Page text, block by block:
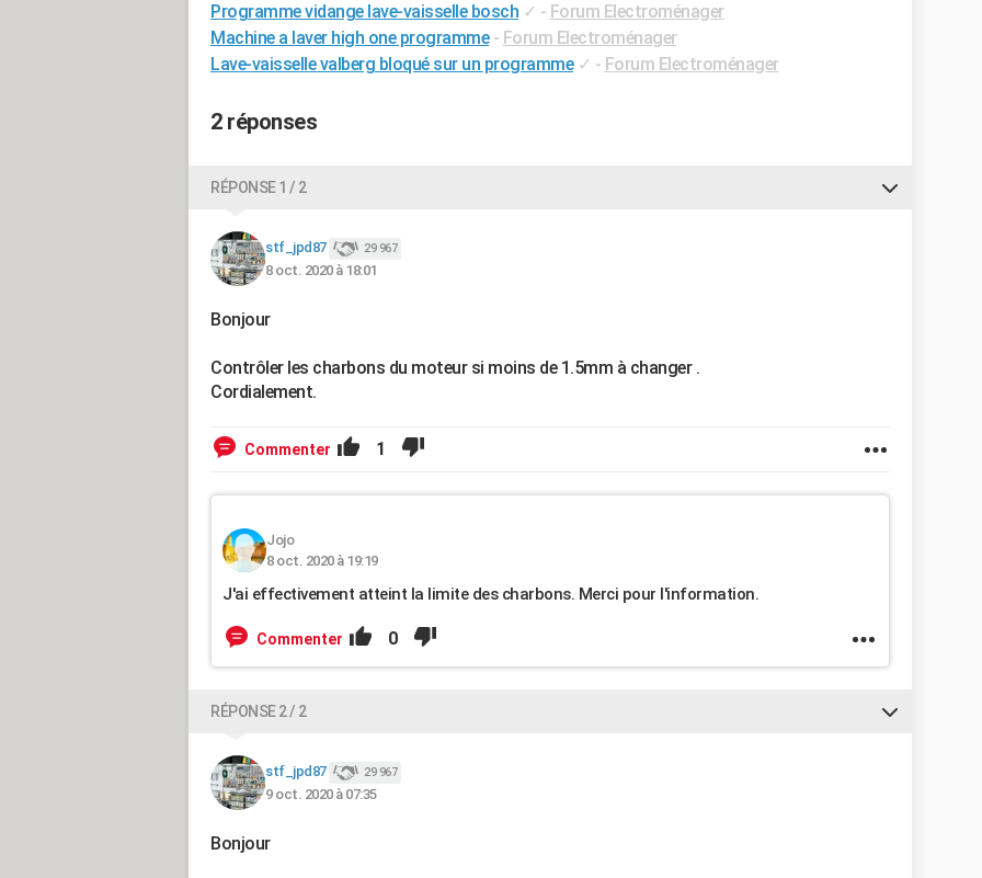
Programme vidange lave-vaisselle bosch ✓ - Forum Electroménager
Machine a laver high one programme - Forum Electroménager
Lave-vaisselle valberg bloqué sur un programme ✓ - Forum Electroménager
2 réponses
RÉPONSE 1 / 2
stf_jpd87 29 967
8 oct. 2020 à 18:01
Bonjour
Contrôler les charbons du moteur si moins de 1.5mm à changer .
Cordialement.
Commenter 1
Jojo
8 oct. 2020 à 19:19
J'ai effectivement atteint la limite des charbons. Merci pour l'information.
Commenter 0
RÉPONSE 2 / 2
stf_jpd87 29 967
9 oct. 2020 à 07:35
Bonjour